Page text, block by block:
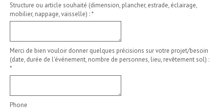
Structure ou article souhaité (dimension, plancher, estrade, éclairage,
mobilier, nappage, vaisselle) :*
Merci de bien vouloir donner quelques précisions sur votre projet/besoin
(date, durée de l'événement, nombre de personnes, lieu, revêtement sol) :
*
Phone